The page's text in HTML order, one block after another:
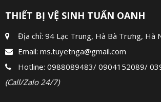
THIẾT BỊ VỆ SINH TUẤN OANH
Địa chỉ: 94 Lạc Trung, Hà Bà Trưng, Hà
Email: ms.tuyetnga@gmail.com
Hotline: 0988089483/ 0904152089/
(Call/Zalo 24/7)